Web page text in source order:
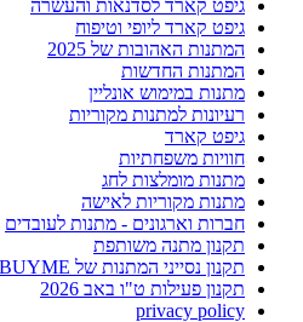
גיפט קארד לסדנאות והעשרה
גיפט קארד ליופי וטיפוח
המתנות האהובות של 2025
המתנות החדשות
מתנות במימוש אונליין
רעיונות למתנות מקוריות
גיפט קארד
חוויות משפחתיות
מתנות מומלצות לחג
מתנות מקוריות לאישה
חברות וארגונים - מתנות לעובדים
תקנון מתנה משותפת
תקנון נסייני המתנות של BUYME
תקנון פעילות ט"ו באב 2026
privacy policy